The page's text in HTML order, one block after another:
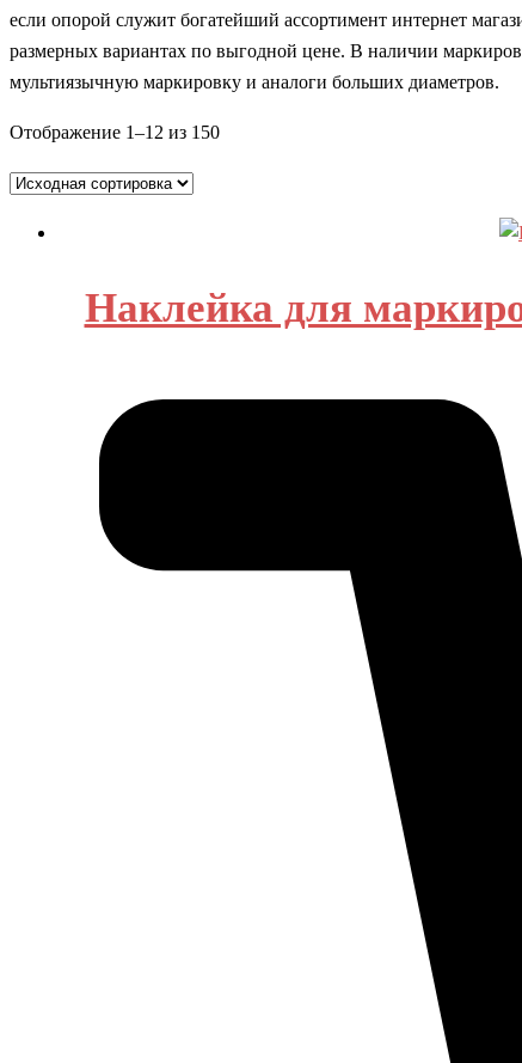
если опорой служит богатейший ассортимент интернет
размерных вариантах по выгодной цене. В наличии
мультиязычную маркировку и аналоги больших диаметров.
Отображение 1–12 из 150
Наклейка для